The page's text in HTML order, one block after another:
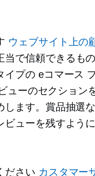
ウェブサイト上の
当で信頼できるも
イプの eコマース
ューのセクション
します。賞品抽選
ビューを残すよう
ださい カスタマー